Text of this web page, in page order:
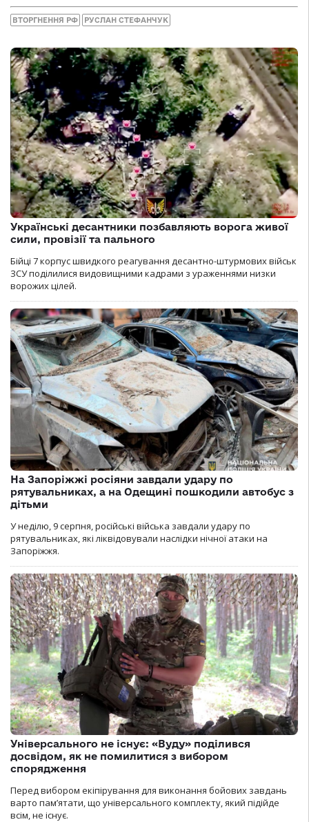
ВТОРГНЕННЯ РФ РУСЛАН СТЕФАНЧУК
Українські десантники позбавляють ворога живої
сили, провізії та пального
Бійці 7 корпус швидкого реагування десантно-штурмових військ
ЗСУ поділилися видовищними кадрами з ураженнями низки
ворожих цілей.
На Запоріжжі росіяни завдали удару по
рятувальниках, а на Одещині пошкодили автобус з
дітьми
У неділю, 9 серпня, російські війська завдали удару по
рятувальниках, які ліквідовували наслідки нічної атаки на
Запоріжжя.
Універсального не існує: «Вуду» поділився
досвідом, як не помилитися з вибором
спорядження
Перед вибором екіпірування для виконання бойових завдань
варто пам’ятати, що універсального комплекту, який підійде
всім, не існує.